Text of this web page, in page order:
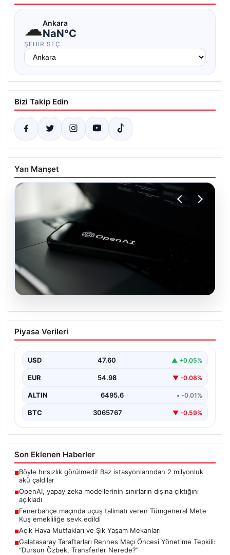
☁Ankara
NaN°C
ŞEHIR SEÇ
Bizi Takip Edin
Yan Manşet
05.08.2026
OpenAI, yapay zeka modellerinin
sınırların dışına çıktığını açıkladı
Piyasa Verileri
USD 47.60 ▲ +0.05%
EUR 54.98 ▼ -0.08%
ALTIN 6495.6 • -0.01%
BTC 3065767 ▼ -0.59%
Son Eklenen Haberler
■Böyle hırsızlık görülmedi! Baz istasyonlarından 2 milyonluk
akü çaldılar
■OpenAI, yapay zeka modellerinin sınırların dışına çıktığını
açıkladı
■Fenerbahçe maçında uçuş talimatı veren Tümgeneral Mete
Kuş emekliliğe sevk edildi
■Açık Hava Mutfakları ve Şık Yaşam Mekanları
■Galatasaray Taraftarları Rennes Maçı Öncesi Yönetime Tepkili:
“Dursun Özbek, Transferler Nerede?”